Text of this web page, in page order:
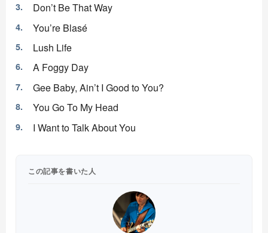
Don’t Be That Way
You’re Blasé
Lush Life
A Foggy Day
Gee Baby, Ain’t I Good to You?
You Go To My Head
I Want to Talk About You
この記事を書いた人